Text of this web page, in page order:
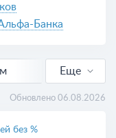
Банка
Еще
Обновлено 06.08.2026
без %